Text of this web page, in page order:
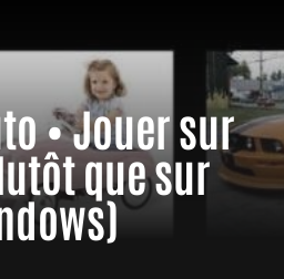
• Jouer sur
que sur